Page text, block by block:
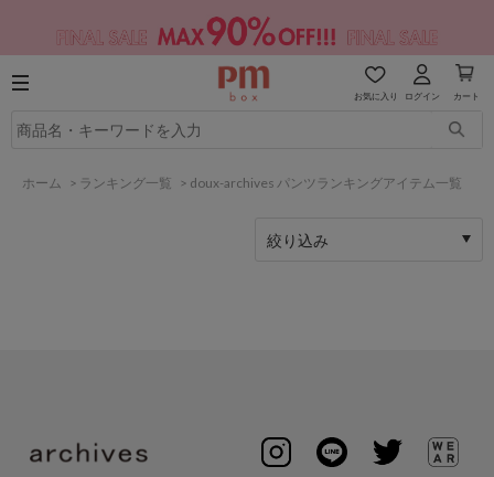
お気に入り ログイン カート
ホーム > ランキング一覧 > doux-archives パンツランキングアイテム一覧
絞り込み